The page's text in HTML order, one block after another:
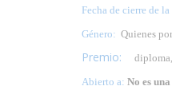
Fecha de cierre de
Género: Quienes
Premio:
Abierto a: No es